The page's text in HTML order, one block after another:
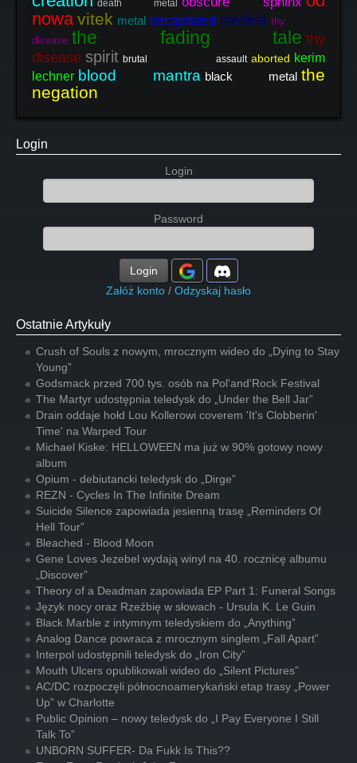
death metal
nowa vitek metal decapitated medeia thy
disease the fading tale thy
disease spirit brutal assault aborted kerim
lechner blood mantra black metal the
negation
Login
Login
Password
Login
Załóż konto / Odzyskaj hasło
Ostatnie Artykuły
Crush of Souls z nowym, mrocznym wideo do „Dying to Stay
Young”
Godsmack przed 700 tys. osób na Pol'and'Rock Festival
The Martyr udostępnia teledysk do „Under the Bell Jar”
Drain oddaje hołd Lou Kollerowi coverem 'It's Clobberin'
Time' na Warped Tour
Michael Kiske: HELLOWEEN ma już w 90% gotowy nowy
album
Opium - debiutancki teledysk do „Dirge”
REZN - Cycles In The Infinite Dream
Suicide Silence zapowiada jesienną trasę „Reminders Of
Hell Tour”
Bleached - Blood Moon
Gene Loves Jezebel wydają winyl na 40. rocznicę albumu
„Discover”
Theory of a Deadman zapowiada EP Part 1: Funeral Songs
Język nocy oraz Rzeźbię w słowach - Ursula K. Le Guin
Black Marble z intymnym teledyskiem do „Anything”
Analog Dance powraca z mrocznym singlem „Fall Apart”
Interpol udostępnili teledysk do „Iron City”
Mouth Ulcers opublikowali wideo do „Silent Pictures”
AC/DC rozpoczęli północnoamerykański etap trasy „Power
Up” w Charlotte
Public Opinion – nowy teledysk do „I Pay Everyone I Still
Talk To”
UNBORN SUFFER- Da Fukk Is This??